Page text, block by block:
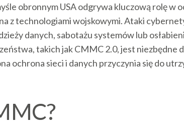
obronnym USA odgrywa kluczową rolę
z technologiami wojskowymi. Ataki
danych, sabotażu systemów lub
takich jak CMMC 2.0, jest niezbędne
ochrona sieci i danych przyczynia się do